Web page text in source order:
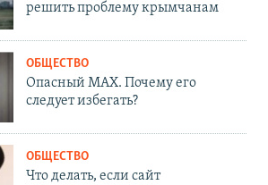
решить проблему крымчанам
ОБЩЕСТВО
Опасный MAX. Почему его
следует избегать?
ОБЩЕСТВО
Что делать, если сайт